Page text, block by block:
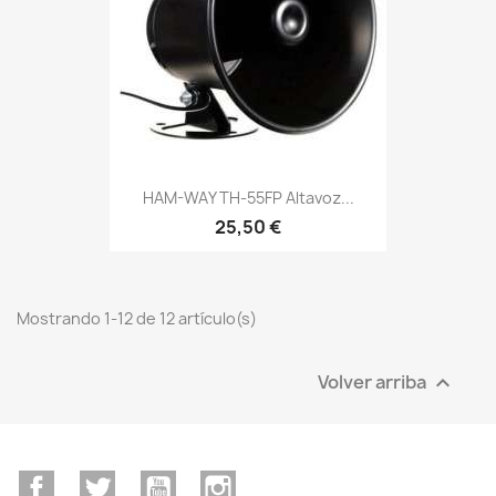
HAM-WAY TH-55FP Altavoz...
25,50 €
Mostrando 1-12 de 12 artículo(s)
Volver arriba 
FacebookTwitter YouTube